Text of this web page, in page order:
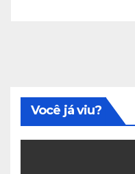
Você já viu?